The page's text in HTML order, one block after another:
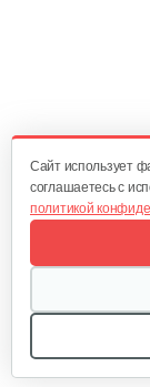
Cайт использует
соглашаетесь с
политикой